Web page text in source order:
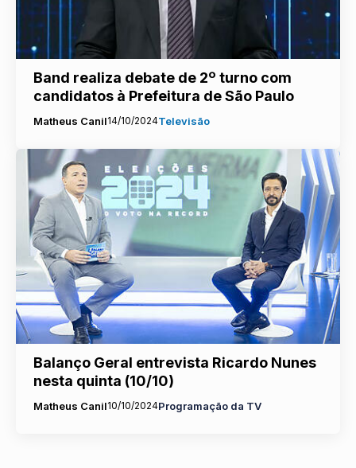
Band realiza debate de 2º turno com
candidatos à Prefeitura de São Paulo
Matheus Canil14/10/2024Televisão
Balanço Geral entrevista Ricardo Nunes
nesta quinta (10/10)
Matheus Canil10/10/2024Programação da TV